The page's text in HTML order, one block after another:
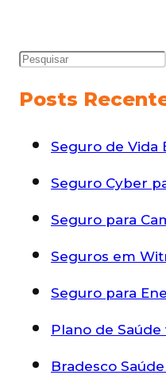
Posts
Seguro de Vida
Seguro Cyber
Seguro para
Seguros em
Seguro para
Plano de
Bradesco